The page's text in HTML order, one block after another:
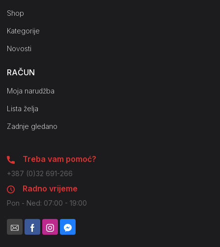
Shop
Kategorije
Novosti
RAČUN
Moja narudžba
Lista želja
Zadnje gledano
Treba vam pomoć?
+387 (0)32 691-266
Radno vrijeme
Pon - Ned: 07:00 - 19:00